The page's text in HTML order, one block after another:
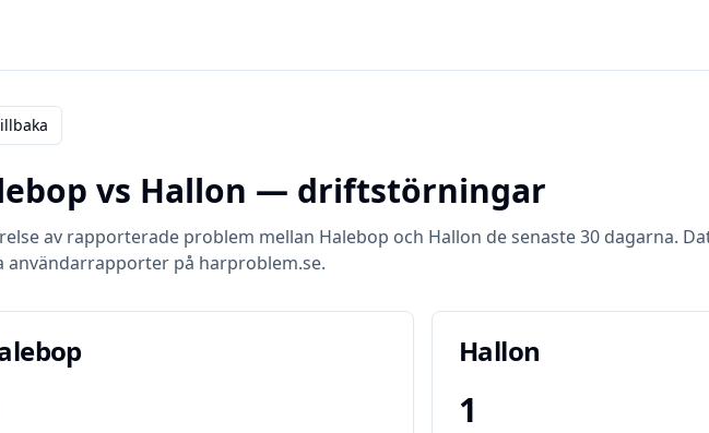
vs Hallon — driftstörningar
av rapporterade problem mellan Halebop och Hallon de senaste 30 dagarna.
användarrapporter på harproblem.se.
Hallon
1